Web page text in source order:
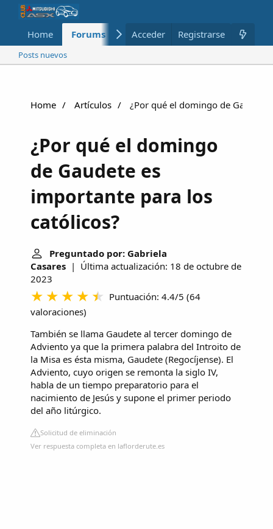
Home Forums Nuevo Miembros
Acceder Registrarse
Posts nuevos
Home Artículos ¿Por qué el domingo de
¿Por qué el domingo
de Gaudete es
importante para los
católicos?
Preguntado por: Gabriela
Casares | Última actualización: 18 de octubre de
2023
Puntuación: 4.4/5 (64
valoraciones)
También se llama Gaudete al tercer domingo de
Adviento ya que la primera palabra del Introito de
la Misa es ésta misma, Gaudete (Regocíjense). El
Adviento, cuyo origen se remonta la siglo IV,
habla de un tiempo preparatorio para el
nacimiento de Jesús y supone el primer periodo
del año litúrgico.
Solicitud de eliminación
Ver respuesta completa en laflorderute.es